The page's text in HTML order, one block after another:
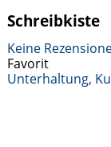
zu finden.
Schreibkiste
Keine
Favorit
Unterhaltung,